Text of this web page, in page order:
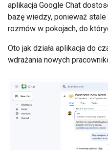
aplikacja Google Chat
bazę wiedzy, ponieważ
rozmów w pokojach, do
Oto jak działa aplikacja do
wdrażania nowych